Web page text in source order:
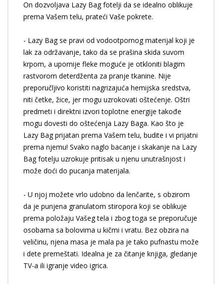
On dozvoljava Lazy Bag fotelji da se idealno oblikuje
prema Vašem telu, prateći Vaše pokrete.
- Lazy Bag se pravi od vodootpornog materijal koji je
lak za održavanje, tako da se prašina skida suvom
krpom, a upornije fleke moguće je otkloniti blagim
rastvorom deterdženta za pranje tkanine. Nije
preporučljivo koristiti nagrizajuća hemijska sredstva,
niti četke, žice, jer mogu uzrokovati oštećenje. Oštri
predmeti i direktni izvori toplotne energije takođe
mogu dovesti do oštećenja Lazy Baga. Kao što je
Lazy Bag prijatan prema Vašem telu, budite i vi prijatni
prema njemu! Svako naglo bacanje i skakanje na Lazy
Bag fotelju uzrokuje pritisak u njenu unutrašnjost i
može doći do pucanja materijala.
- U njoj možete vrlo udobno da lenčarite, s obzirom
da je punjena granulatom stiropora koji se oblikuje
prema položaju Vašeg tela i zbog toga se preporučuje
osobama sa bolovima u kičmi i vratu. Bez obzira na
veličinu, njena masa je mala pa je tako pufnastu može
i dete premeštati. Idealna je za čitanje knjiga, gledanje
TV-a ili igranje video igrica.